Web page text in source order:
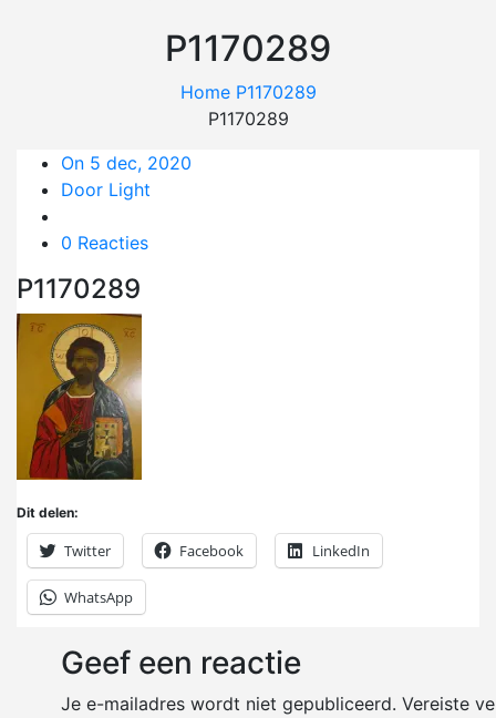
P1170289
Home P1170289
P1170289
On 5 dec, 2020
Door Light
0 Reacties
P1170289
Dit delen:
Twitter Facebook LinkedIn
WhatsApp
Geef een reactie
Je e-mailadres wordt niet gepubliceerd. Vereiste